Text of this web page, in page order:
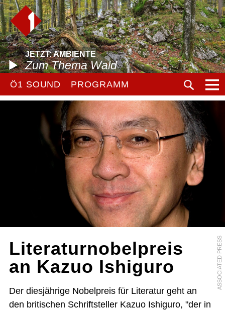
JETZT: AMBIENTE
Zum Thema Wald
Ö1 SOUND PROGRAMM
ASSOCIATED PRESS
Literaturnobelpreis
an Kazuo Ishiguro
Der diesjährige Nobelpreis für Literatur geht an
den britischen Schriftsteller Kazuo Ishiguro, "der in